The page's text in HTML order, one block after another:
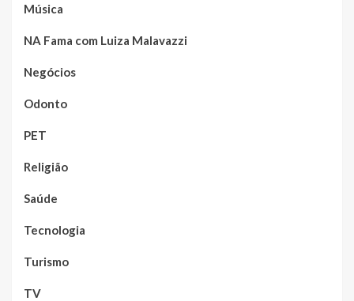
Música
NA Fama com Luiza Malavazzi
Negócios
Odonto
PET
Religião
Saúde
Tecnologia
Turismo
TV